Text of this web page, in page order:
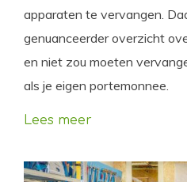
apparaten te vervangen.
genuanceerder overzicht
en niet zou moeten
als je eigen portemonnee.
Lees meer